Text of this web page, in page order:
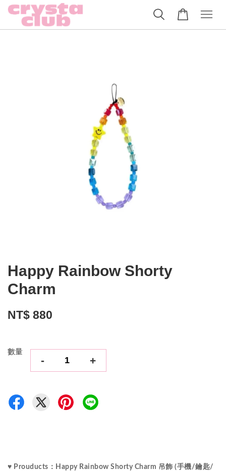
Happy Rainbow Shorty
Charm
NT$ 880
數量
- +
♥ Prouducts：Happy Rainbow Shorty Charm 吊飾 (手機/鑰匙/